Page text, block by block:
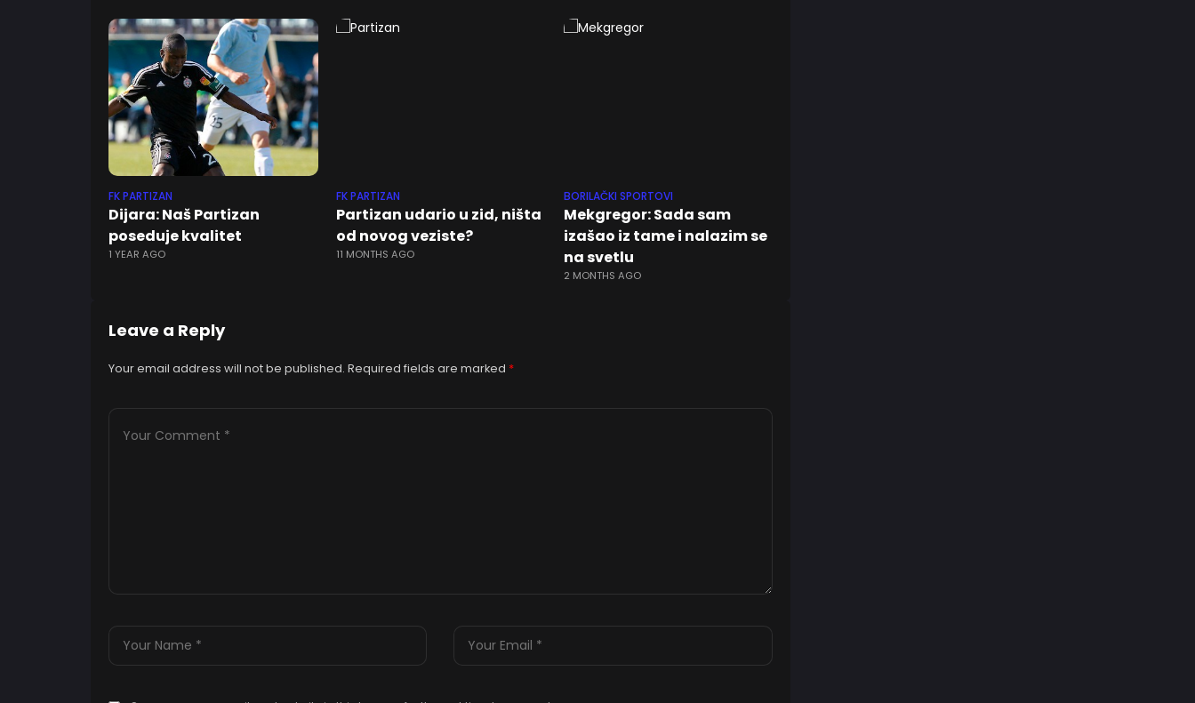
FK PARTIZAN
Dijara: Naš Partizan
poseduje kvalitet
1 YEAR AGO
FK PARTIZAN
Partizan udario u zid, ništa
od novog veziste?
11 MONTHS AGO
BORILAČKI SPORTOVI
Mekgregor: Sada sam
izašao iz tame i nalazim se
na svetlu
2 MONTHS AGO
Leave a Reply
Your email address will not be published. Required fields are marked *